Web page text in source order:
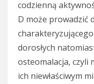
codzienną
D może prowadzić
dorosłych
osteomalacja, czyli
ich niewłaściwym